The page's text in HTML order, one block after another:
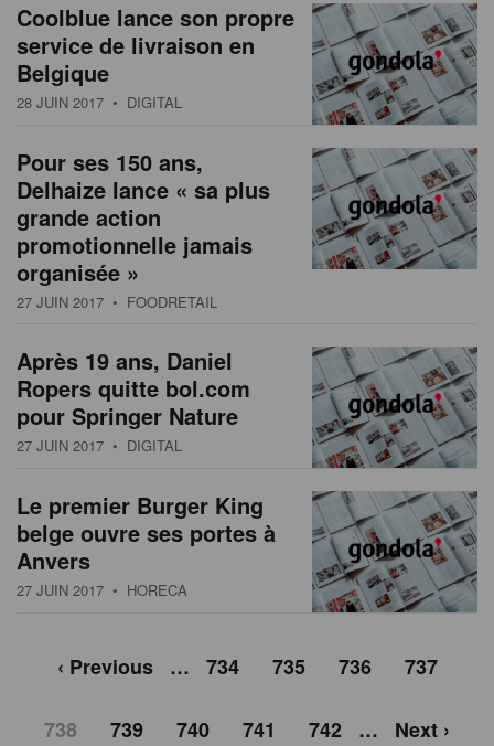
Coolblue lance son propre
service de livraison en
Belgique
28 JUIN 2017 • DIGITAL
Pour ses 150 ans,
Delhaize lance « sa plus
grande action
promotionnelle jamais
organisée »
27 JUIN 2017 • FOODRETAIL
Après 19 ans, Daniel
Ropers quitte bol.com
pour Springer Nature
27 JUIN 2017 • DIGITAL
Le premier Burger King
belge ouvre ses portes à
Anvers
27 JUIN 2017 • HORECA
‹ Previous … 734 735 736 737
738 739 740 741 742 … Next ›